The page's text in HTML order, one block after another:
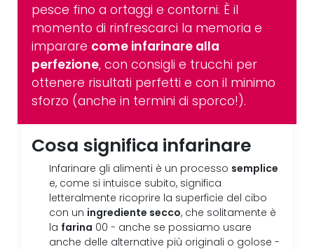
pesce fino a ortaggi e contorni. È il
momento di rinfrescarci la memoria e
imparare come infarinare alla
perfezione, con consigli e trucchi per
ottenere risultati perfetti e con il minimo
sforzo (anche in termini di sporco!).
Cosa significa infarinare
Infarinare gli alimenti è un processo semplice
e, come si intuisce subito, significa
letteralmente ricoprire la superficie del cibo
con un ingrediente secco, che solitamente è
la farina 00 - anche se possiamo usare
anche delle alternative più originali o golose -